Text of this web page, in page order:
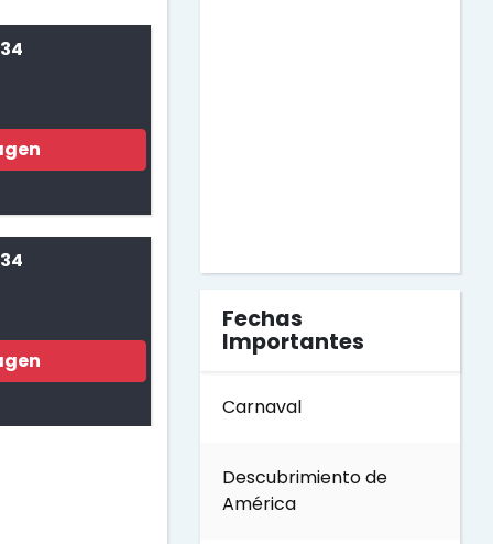
Fechas
Importantes
Carnaval
Descubrimiento de
América